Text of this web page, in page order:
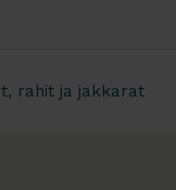
rahit ja jakkarat